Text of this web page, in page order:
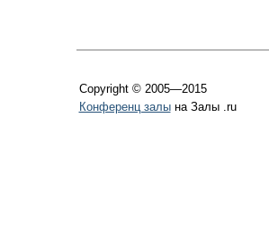
Copyright © 2005—2015
Конференц залына Залы .ru